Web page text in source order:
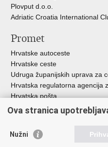
Plovput d.o.o.
Adriatic Croatia International
Promet
Hrvatske autoceste
Hrvatske ceste
Udruga županijskih uprava za
Hrvatska regulatorna agencija
Hrvatska pošta
HŽ Infrastruktura d.o.o.
HŽ putnički prijevoz
Agencija za regulaciju tržišta
Agencija za sigurnost
Ova stranica
Nužni